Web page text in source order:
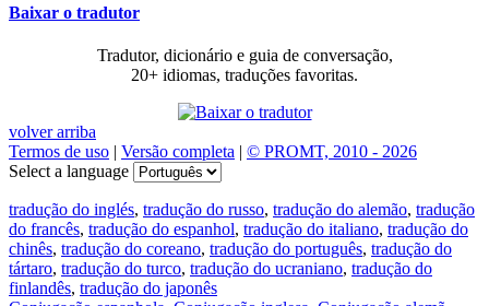
Baixar o tradutor
Tradutor, dicionário e guia de conversação,
20+ idiomas, traduções favoritas.
volver arriba
Termos de uso | Versão completa | © PROMT, 2010 - 2026
Select a language
tradução do inglés, tradução do russo, tradução do alemão, tradução
do francês, tradução do espanhol, tradução do italiano, tradução do
chinês, tradução do coreano, tradução do português, tradução do
tártaro, tradução do turco, tradução do ucraniano, tradução do
finlandês, tradução do japonês